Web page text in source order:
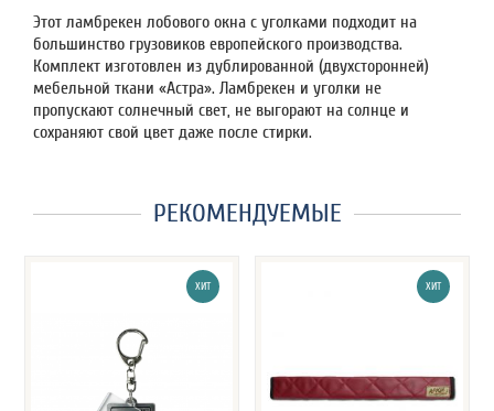
Этот ламбрекен лобового окна с уголками подходит на
большинство грузовиков европейского производства.
Комплект изготовлен из дублированной (двухсторонней)
мебельной ткани «Астра». Ламбрекен и уголки не
пропускают солнечный свет, не выгорают на солнце и
сохраняют свой цвет даже после стирки.
РЕКОМЕНДУЕМЫЕ
ХИТ ХИТ